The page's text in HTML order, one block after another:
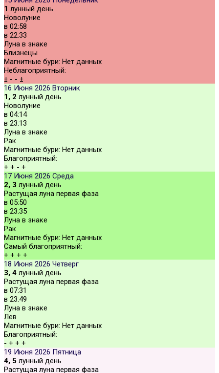
1 лунный день
Новолуние
в 02:58
в 22:33
Луна в знаке
Близнецы
Магнитные бури: Нет данных
Неблагоприятный:
± - - ±
16 Июня 2026 Вторник
1, 2 лунный день
Новолуние
в 04:14
в 23:13
Луна в знаке
Рак
Магнитные бури: Нет данных
Благоприятный:
+ + - +
17 Июня 2026 Среда
2, 3 лунный день
Растущая луна первая фаза
в 05:50
в 23:35
Луна в знаке
Рак
Магнитные бури: Нет данных
Самый благоприятный:
+ + + +
18 Июня 2026 Четверг
3, 4 лунный день
Растущая луна первая фаза
в 07:31
в 23:49
Луна в знаке
Лев
Магнитные бури: Нет данных
Благоприятный:
- + + +
19 Июня 2026 Пятница
4, 5 лунный день
Растущая луна первая фаза